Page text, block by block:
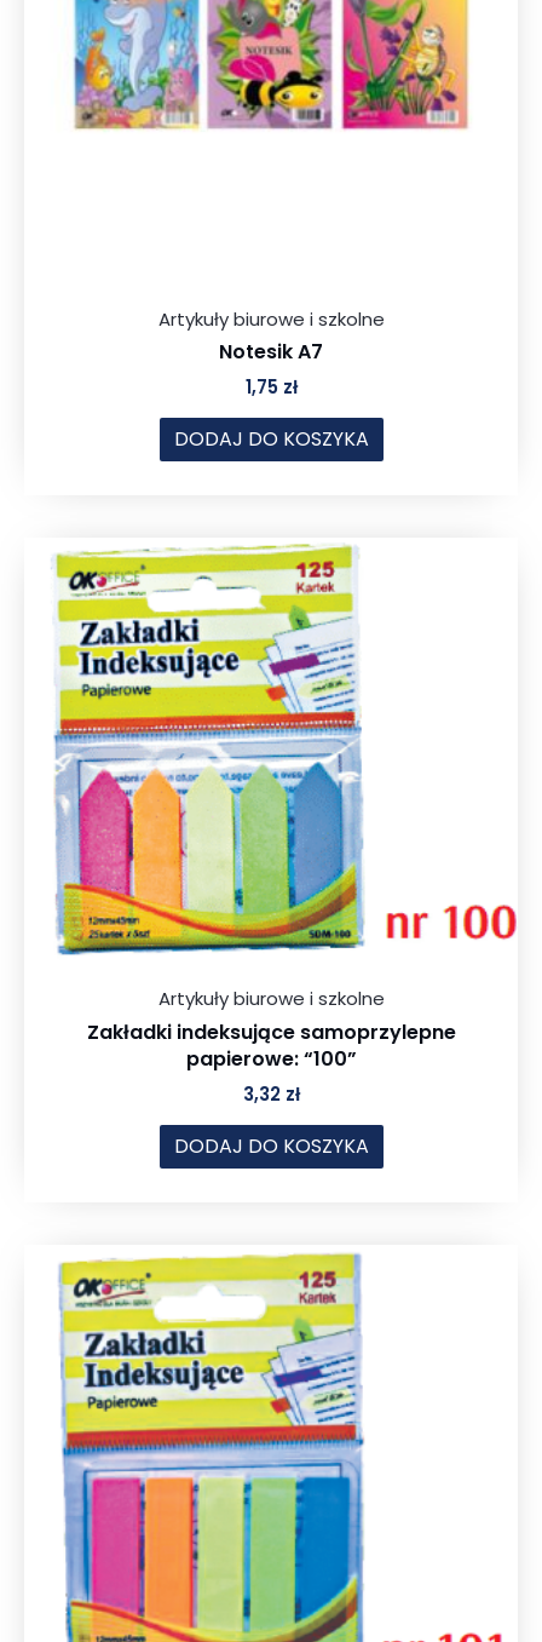
Artykuły biurowe i szkolne
Notesik A7
1,75 zł
DODAJ DO KOSZYKA
Artykuły biurowe i szkolne
Zakładki indeksujące samoprzylepne
papierowe: “100”
3,32 zł
DODAJ DO KOSZYKA